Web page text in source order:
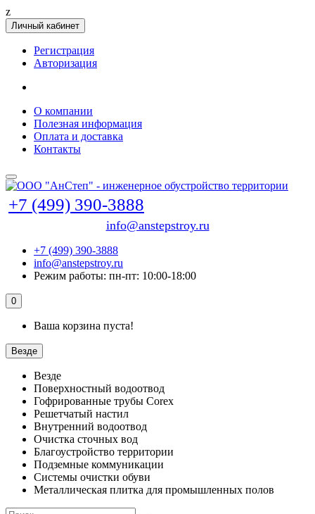
z
Личный кабинет
Регистрация
Авторизация
О компании
Полезная информация
Оплата и доставка
Контакты
+7 (499) 390-3888
info@anstepstroy.ru
+7 (499) 390-3888
info@anstepstroy.ru
Режим работы: пн-пт: 10:00-18:00
0
Ваша корзина пуста!
Везде
Везде
Поверхностный водоотвод
Гофрированные трубы Corex
Решетчатый настил
Внутренний водоотвод
Очистка сточных вод
Благоустройство территории
Подземные коммуникации
Системы очистки обуви
Металлическая плитка для промышленных полов